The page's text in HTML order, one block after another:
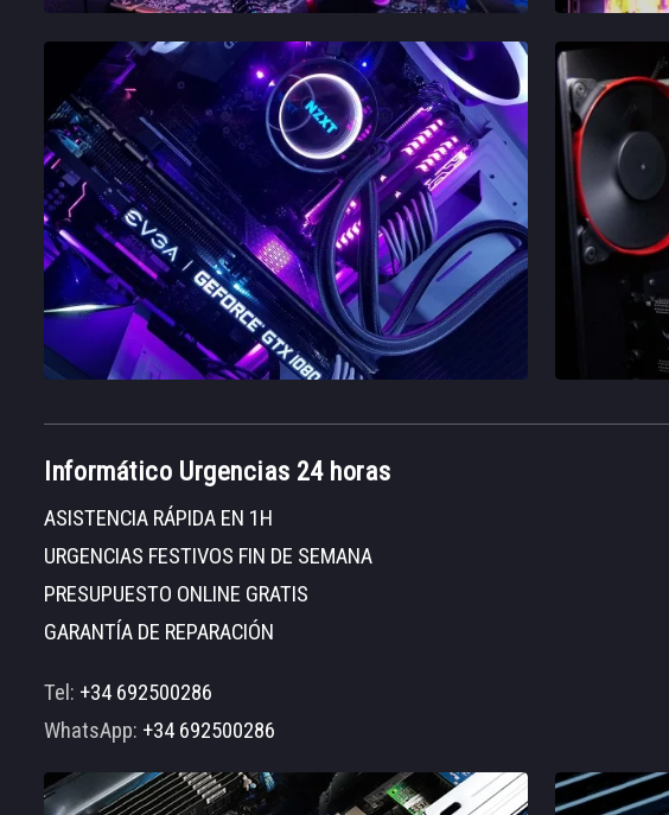
Informático Urgencias 24 horas
ASISTENCIA RÁPIDA EN 1H
URGENCIAS FESTIVOS FIN DE SEMANA
PRESUPUESTO ONLINE GRATIS
GARANTÍA DE REPARACIÓN
Tel: +34 692500286
WhatsApp: +34 692500286